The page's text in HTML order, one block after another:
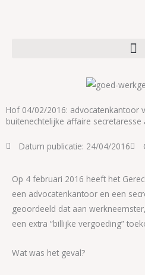
Hof 04/02/2016: advocatenkantoor
buitenechtelijke affaire
Datum publicatie: 24/04/2016
Op 4 februari 2016 heeft het
een advocatenkantoor en een
geoordeeld dat aan
een extra “billijke vergoeding”
Wat was het geval?